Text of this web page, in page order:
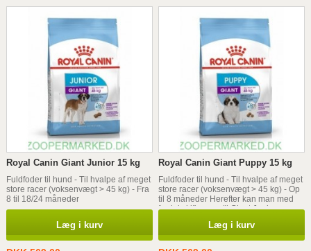
Royal Canin Giant Junior 15 kg
Fuldfoder til hund - Til hvalpe af meget
store racer (voksenvægt > 45 kg) - Fra
8 til 18/24 måneder
Læg i kurv
Royal Canin Giant Puppy 15 kg
Fuldfoder til hund - Til hvalpe af meget
store racer (voksenvægt > 45 kg) - Op
til 8 måneder Herefter kan man med
fordel skifte over til Giant Junior.
Læg i kurv